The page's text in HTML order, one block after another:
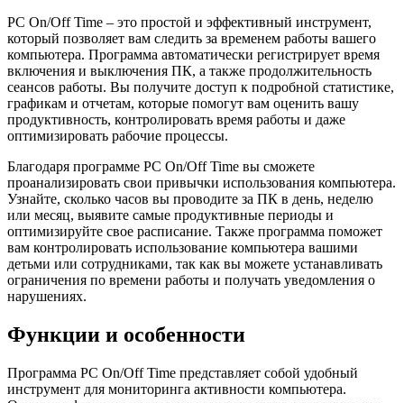
PC On/Off Time – это простой и эффективный инструмент,
который позволяет вам следить за временем работы вашего
компьютера. Программа автоматически регистрирует время
включения и выключения ПК, а также продолжительность
сеансов работы. Вы получите доступ к подробной статистике,
графикам и отчетам, которые помогут вам оценить вашу
продуктивность, контролировать время работы и даже
оптимизировать рабочие процессы.
Благодаря программе PC On/Off Time вы сможете
проанализировать свои привычки использования компьютера.
Узнайте, сколько часов вы проводите за ПК в день, неделю
или месяц, выявите самые продуктивные периоды и
оптимизируйте свое расписание. Также программа поможет
вам контролировать использование компьютера вашими
детьми или сотрудниками, так как вы можете устанавливать
ограничения по времени работы и получать уведомления о
нарушениях.
Функции и особенности
Программа PC On/Off Time представляет собой удобный
инструмент для мониторинга активности компьютера.